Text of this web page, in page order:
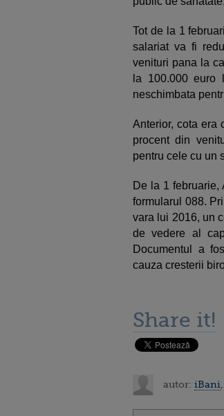
Tot de la 1
salariat va fi
venituri pana la
la 100.000 euro
neschimbata
Anterior, cota era
procent din
pentru cele cu un
De la 1
formularul 088.
vara lui 2016, un
de vedere al
Documentul a
cauza cresterii
Share it!
autor: iBani